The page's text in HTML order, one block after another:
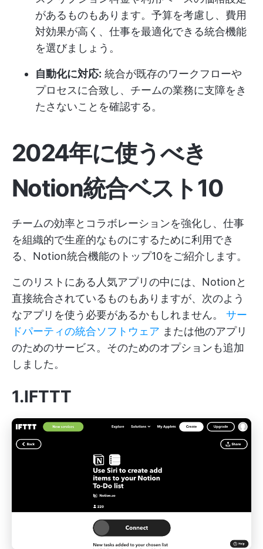
があるものもあります。予算を考慮し、費用
対効果が高く、仕事を最適化できる統合機能
を選びましょう。
自動化に対応: 統合が既存のワークフローや
プロセスに合致し、チームの業務に支障をき
たさないことを確認する。
2024年に使うべき
Notion統合ベスト10
チームの効率とコラボレーションを強化し、仕事
を組織的で生産的なものにするために利用でき
る、Notion統合機能のトップ10をご紹介します。
このリストにある人気アプリの中には、Notionと
直接統合されているものもありますが、次のよう
なアプリを使う必要があるかもしれません。 サー
ドパーティの統合ソフトウェア または他のアプリ
のためのサービス。そのためのオプションも追加
しました。
1.IFTTT